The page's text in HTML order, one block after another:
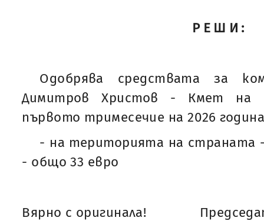
РЕШИ:
Одобрява средствата за
Димитров Христов - Кмет на
първото тримесечие на 2026
- на територията на страната
- общо 33 евро
Вярно с оригинала!